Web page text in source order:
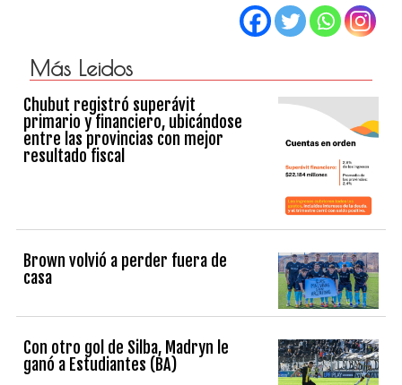
Más Leidos
Chubut registró superávit
primario y financiero, ubicándose
entre las provincias con mejor
resultado fiscal
Brown volvió a perder fuera de
casa
Con otro gol de Silba, Madryn le
ganó a Estudiantes (BA)